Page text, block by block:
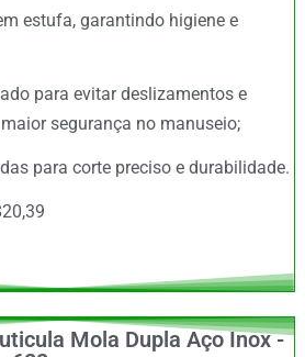
estufa, garantindo higiene e
para evitar deslizamentos e
segurança no manuseio;
para corte preciso e durabilidade.
Mola Dupla Aço Inox -